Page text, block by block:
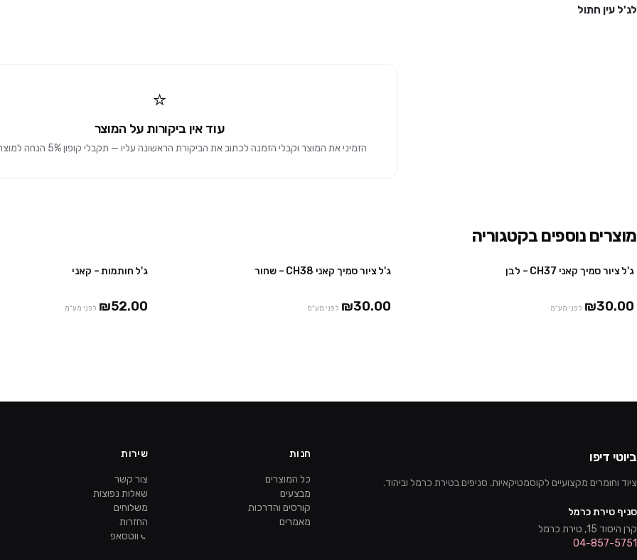
לג'ל עין חתול
⭐
עוד אין ביקורות על המוצר
הזמיני את המוצר וקבלי הזמנה לכתוב את הביקורת הראשונה עליו — תקבלי קופון 5% הנחה למוצרים הבאים 🎁
מוצרים נוספים בקטגוריה
ג'ל ציור סמיך קאני CH37 – לבן
₪30.00 לפני מע"מ
ג'ל ציור סמיך קאני CH38 – שחור
₪30.00 לפני מע"מ
ג'ל חותמות – קאני
₪52.00 לפני מע"מ
ביוטי דיפו
ציוד וחומרים מקצועיים לקוסמטיקאיות. סניפים בטירת כרמל וביהוד.
סניף טירת כרמל
קרן היסוד 15, טירת כרמל
04-857-5751
חנות
כל המוצרים
מבצעים
קורסים והדרכות
מאמרים
שירות
צור קשר
שאלות נפוצות
משלוחים
החזרות
ווטסאפ